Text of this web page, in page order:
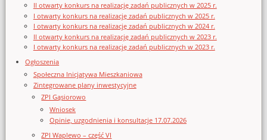
II otwarty konkurs na realizację zadań publicznych w 2025 r.
I otwarty konkurs na realizację zadań publicznych w 2025 r.
I otwarty konkurs na realizację zadań publicznych w 2024 r.
II otwarty konkurs na realizację zadań publicznych w 2023 r.
I otwarty konkurs na realizację zadań publicznych w 2023 r.
Ogłoszenia
Społeczna Inicjatywa Mieszkaniowa
Zintegrowane plany inwestycyjne
ZPI Gąsiorowo
Wniosek
Opinie, uzgodnienia i konsultacje 17.07.2026
ZPI Waplewo – część VI